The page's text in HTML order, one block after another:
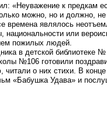
«Неуважение к предкам
можно, но и должно,
времена являлось
национальности или
пожилых людей.
в детской
№106 готовили
о них стихи. В
«Бабушка Удава» и